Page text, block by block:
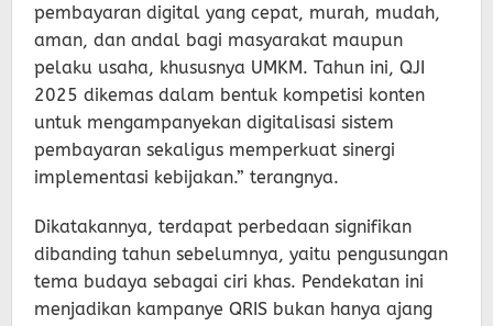
pembayaran digital yang cepat, murah, mudah,
aman, dan andal bagi masyarakat maupun
pelaku usaha, khususnya UMKM. Tahun ini, QJI
2025 dikemas dalam bentuk kompetisi konten
untuk mengampanyekan digitalisasi sistem
pembayaran sekaligus memperkuat sinergi
implementasi kebijakan.” terangnya.
Dikatakannya, terdapat perbedaan signifikan
dibanding tahun sebelumnya, yaitu pengusungan
tema budaya sebagai ciri khas. Pendekatan ini
menjadikan kampanye QRIS bukan hanya ajang